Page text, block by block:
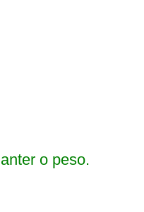
o peso.